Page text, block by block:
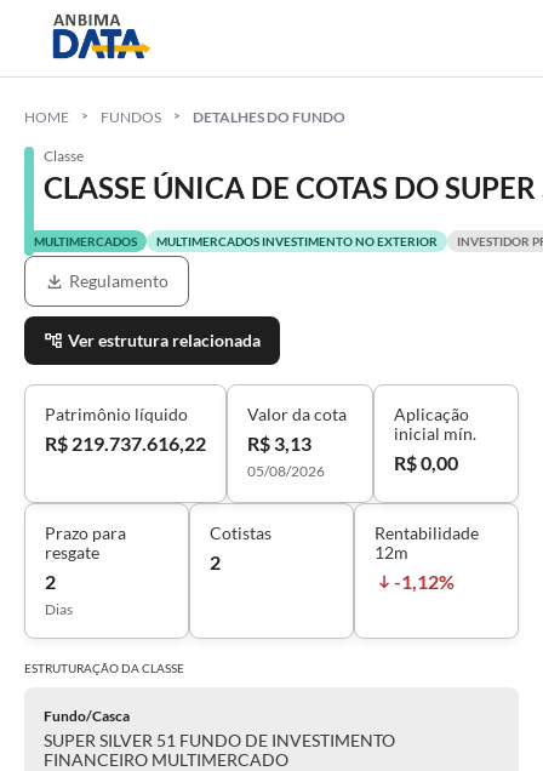
HOME FUNDOS DETALHES DO FUNDO
Classe
CLASSE ÚNICA DE COTAS DO
MULTIMERCADOS MULTIMERCADOS INVESTIMENTO NO EXTERIOR INVESTIDOR
Regulamento
Ver estrutura relacionada
Patrimônio líquido
R$ 219.737.616,22
Valor da cota
R$ 3,13
05/08/2026
Aplicação
inicial mín.
R$ 0,00
Prazo para
resgate
2
Dias
Cotistas
2
Rentabilidade
12m
-1,12%
ESTRUTURAÇÃO DACLASSE
Fundo/Casca
SUPER SILVER 51 FUNDO DE INVESTIMENTO
FINANCEIRO MULTIMERCADO